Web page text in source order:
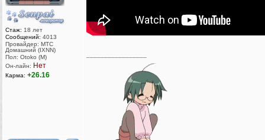
Стаж: 18 лет
Сообщений: 4013
Провайдер: МТС
Домашний (IXNN)
Пол: Otoko (M)
Он-лайн: Нет
Карма: +26.16